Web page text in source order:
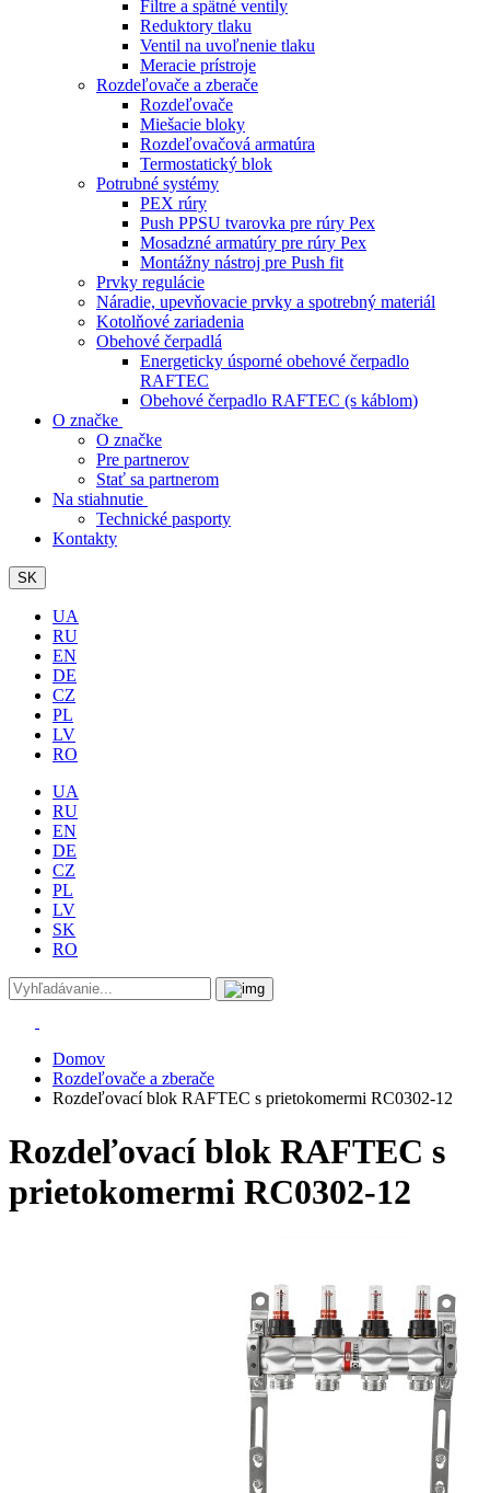
Filtre a spätné ventily
Reduktory tlaku
Ventil na uvoľnenie tlaku
Meracie prístroje
Rozdeľovače a zberače
Rozdeľovače
Miešacie bloky
Rozdeľovačová armatúra
Termostatický blok
Potrubné systémy
PEX rúry
Push PPSU tvarovka pre rúry Pex
Mosadzné armatúry pre rúry Pex
Montážny nástroj pre Push fit
Prvky regulácie
Náradie, upevňovacie prvky a spotrebný materiál
Kotolňové zariadenia
Obehové čerpadlá
Energeticky úsporné obehové čerpadlo
RAFTEC
Obehové čerpadlo RAFTEC (s káblom)
O značke
O značke
Pre partnerov
Stať sa partnerom
Na stiahnutie
Technické pasporty
Kontakty
SK
UA
RU
EN
DE
CZ
PL
LV
RO
UA
RU
EN
DE
CZ
PL
LV
SK
RO
Domov
Rozdeľovače a zberače
Rozdeľovací blok RAFTEC s prietokomermi RC0302-12
Rozdeľovací blok RAFTEC s
prietokomermi RC0302-12